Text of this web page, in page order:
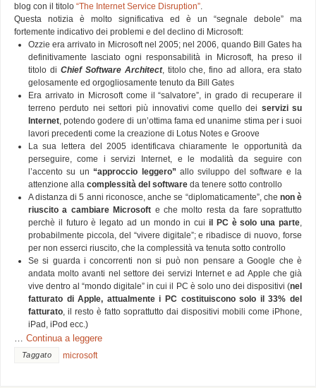
blog con il titolo “The Internet Service Disruption”.
Questa notizia è molto significativa ed è un “segnale debole” ma
fortemente indicativo dei problemi e del declino di Microsoft:
Ozzie era arrivato in Microsoft nel 2005; nel 2006, quando Bill Gates ha
definitivamente lasciato ogni responsabilità in Microsoft, ha preso il
titolo di Chief Software Architect, titolo che, fino ad allora, era stato
gelosamente ed orgogliosamente tenuto da Bill Gates
Era arrivato in Microsoft come il “salvatore”, in grado di recuperare il
terreno perduto nei settori più innovativi come quello dei servizi su
Internet, potendo godere di un’ottima fama ed unanime stima per i suoi
lavori precedenti come la creazione di Lotus Notes e Groove
La sua lettera del 2005 identificava chiaramente le opportunità da
perseguire, come i servizi Internet, e le modalità da seguire con
l’accento su un “approccio leggero” allo sviluppo del software e la
attenzione alla complessità del softwareda tenere sotto controllo
A distanza di 5 anni riconosce, anche se “diplomaticamente”, che non è
riuscito a cambiare Microsoft e che molto resta da fare soprattutto
perchè il futuro è legato ad un mondo in cuiil PC è solo una parte
probabilmente piccola, del “vivere digitale”; e ribadisce di nuovo, forse
per non esserci riuscito, che la complessità va tenuta sotto controllo
Se si guarda i concorrenti non si può non pensare a Google che è
andata molto avanti nel settore dei servizi Internet e ad Apple che già
vive dentro al “mondo digitale” in cui il PC è solo uno dei dispositivi (nel
fatturato di Apple, attualmente i PC costituiscono solo il 33% del
fatturato, il resto è fatto soprattutto dai dispositivi mobili come iPhone,
iPad, iPod ecc.)
Continua a leggere
Taggato microsoft